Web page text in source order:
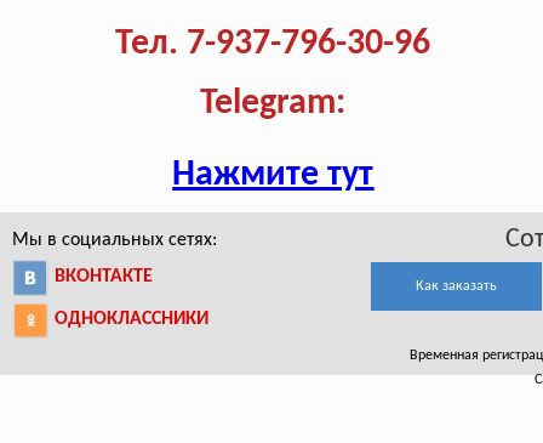
Тел. 7-937-796-30-96
Telegram:
Нажмите тут
Мы в социальных сетях:
ВКОНТАКТЕ
ОДНОКЛАССНИКИ
Как заказать
Временная